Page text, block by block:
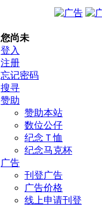
您尚未
登入
注册
忘记密码
搜寻
赞助
赞助本站
数位公仔
纪念Ｔ恤
纪念马克杯
广告
刊登广告
广告价格
线上申请刊登